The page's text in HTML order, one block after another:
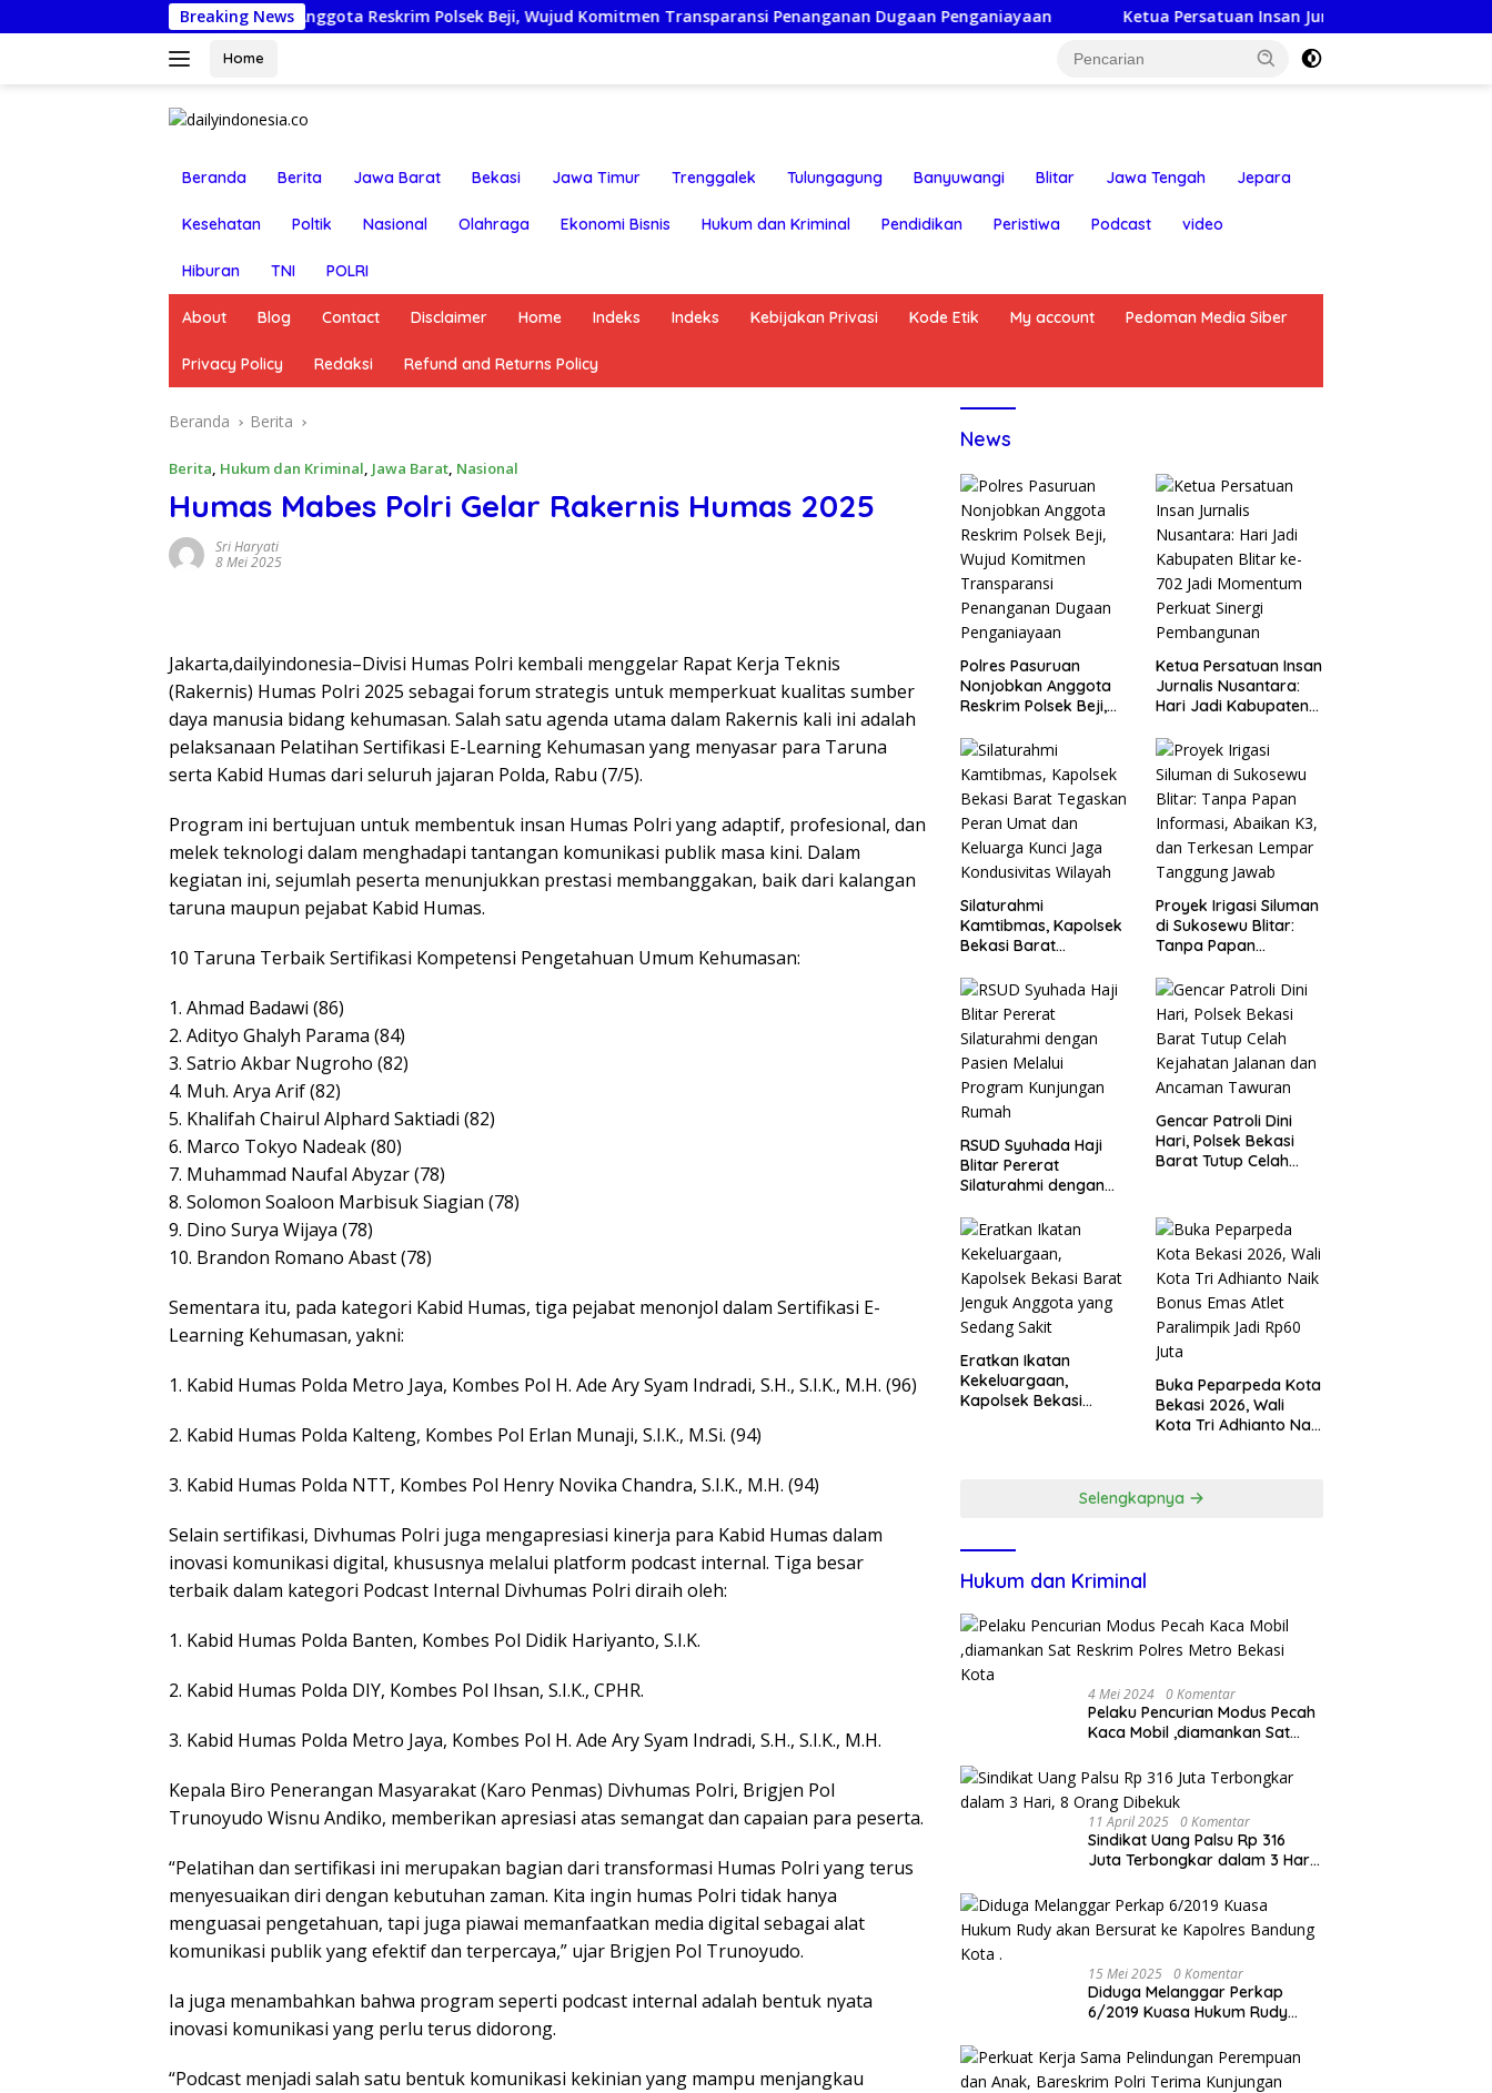
ke
Breaking News
Nonjobkan Anggota Reskrim Polsek Beji, Wujud Komitmen Transparansi Penanganan Dugaan Penganiayaan Ketua Persatuan Insan Jurnalis Nusantara: Hari Jadi
Home
Beranda Berita Jawa Barat Bekasi Jawa Timur Trenggalek Tulungagung Banyuwangi Blitar Jawa Tengah Jepara
Kesehatan Poltik Nasional Olahraga Ekonomi Bisnis Hukum dan Kriminal Pendidikan Peristiwa Podcast video
Hiburan TNI POLRI
About Blog Contact Disclaimer Home Indeks Indeks Kebijakan Privasi Kode Etik My account Pedoman Media Siber
Privacy Policy Redaksi Refund and Returns Policy
Beranda Berita
Berita, Hukum dan Kriminal, Jawa Barat, Nasional
Humas Mabes Polri Gelar Rakernis Humas 2025
Sri Haryati
8 Mei 2025
Jakarta,dailyindonesia–Divisi Humas Polri kembali menggelar Rapat Kerja Teknis
(Rakernis) Humas Polri 2025 sebagai forum strategis untuk memperkuat kualitas sumber
daya manusia bidang kehumasan. Salah satu agenda utama dalam Rakernis kali ini adalah
pelaksanaan Pelatihan Sertifikasi E-Learning Kehumasan yang menyasar para Taruna
serta Kabid Humas dari seluruh jajaran Polda, Rabu (7/5).
Program ini bertujuan untuk membentuk insan Humas Polri yang adaptif, profesional, dan
melek teknologi dalam menghadapi tantangan komunikasi publik masa kini. Dalam
kegiatan ini, sejumlah peserta menunjukkan prestasi membanggakan, baik dari kalangan
taruna maupun pejabat Kabid Humas.
10 Taruna Terbaik Sertifikasi Kompetensi Pengetahuan Umum Kehumasan:
1. Ahmad Badawi (86)
2. Adityo Ghalyh Parama (84)
3. Satrio Akbar Nugroho (82)
4. Muh. Arya Arif (82)
5. Khalifah Chairul Alphard Saktiadi (82)
6. Marco Tokyo Nadeak (80)
7. Muhammad Naufal Abyzar (78)
8. Solomon Soaloon Marbisuk Siagian (78)
9. Dino Surya Wijaya (78)
10. Brandon Romano Abast (78)
Sementara itu, pada kategori Kabid Humas, tiga pejabat menonjol dalam Sertifikasi E-
Learning Kehumasan, yakni:
1. Kabid Humas Polda Metro Jaya, Kombes Pol H. Ade Ary Syam Indradi, S.H., S.I.K., M.H. (96)
2. Kabid Humas Polda Kalteng, Kombes Pol Erlan Munaji, S.I.K., M.Si. (94)
3. Kabid Humas Polda NTT, Kombes Pol Henry Novika Chandra, S.I.K., M.H. (94)
Selain sertifikasi, Divhumas Polri juga mengapresiasi kinerja para Kabid Humas dalam
inovasi komunikasi digital, khususnya melalui platform podcast internal. Tiga besar
terbaik dalam kategori Podcast Internal Divhumas Polri diraih oleh:
1. Kabid Humas Polda Banten, Kombes Pol Didik Hariyanto, S.I.K.
2. Kabid Humas Polda DIY, Kombes Pol Ihsan, S.I.K., CPHR.
3. Kabid Humas Polda Metro Jaya, Kombes Pol H. Ade Ary Syam Indradi, S.H., S.I.K., M.H.
Kepala Biro Penerangan Masyarakat (Karo Penmas) Divhumas Polri, Brigjen Pol
Trunoyudo Wisnu Andiko, memberikan apresiasi atas semangat dan capaian para peserta.
“Pelatihan dan sertifikasi ini merupakan bagian dari transformasi Humas Polri yang terus
menyesuaikan diri dengan kebutuhan zaman. Kita ingin humas Polri tidak hanya
menguasai pengetahuan, tapi juga piawai memanfaatkan media digital sebagai alat
komunikasi publik yang efektif dan terpercaya,” ujar Brigjen Pol Trunoyudo.
Ia juga menambahkan bahwa program seperti podcast internal adalah bentuk nyata
inovasi komunikasi yang perlu terus didorong.
“Podcast menjadi salah satu bentuk komunikasi kekinian yang mampu menjangkau
News
Polres Pasuruan
Nonjobkan Anggota
Reskrim Polsek Beji,
Transparansi
Penanganan Dugaan
Penganiayaan
Ketua Persatuan Insan
Jurnalis Nusantara:
Hari Jadi Kabupaten
Momentum Perkuat
Sinergi Pembangunan
Silaturahmi
Kamtibmas, Kapolsek
Bekasi Barat
dan Keluarga Kunci
Jaga Kondusivitas
Wilayah
Proyek Irigasi Siluman
di Sukosewu Blitar:
Tanpa Papan
dan Terkesan Lempar
Tanggung Jawab
RSUD Syuhada Haji
Blitar Pererat
Silaturahmi dengan
Program Kunjungan
Rumah
Gencar Patroli Dini
Hari, Polsek Bekasi
Barat Tutup Celah
Tawuran
Eratkan Ikatan
Kekeluargaan,
Kapolsek Bekasi
Buka Peparpeda Kota
Bekasi 2026, Wali
Kota Tri Adhianto Naik
Selengkapnya
Hukum dan Kriminal
4 Mei 2024 0 Komentar
Pelaku Pencurian Modus Pecah
Kaca Mobil ,diamankan Sat
Kota
11 April 2025 0 Komentar
Sindikat Uang Palsu Rp 316
Juta Terbongkar dalam 3 Hari,
15 Mei 2025 0 Komentar
Diduga Melanggar Perkap
6/2019 Kuasa Hukum Rudy
Bandung Kota .